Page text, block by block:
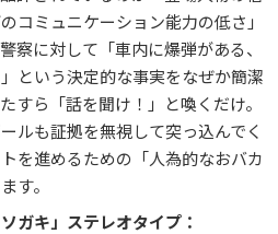
コミュニケーション能力の低さ」
察に対して「車内に爆弾がある、
という決定的な事実をなぜか簡潔
すら「話を聞け！」と喚くだけ。
ルも証拠を無視して突っ込んでく
を進めるための「人為的なおバカ
す。
ガキ」ステレオタイプ：